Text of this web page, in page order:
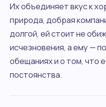
Их объединяет вкус к
природа, добрая
долгой, ей стоит не
исчезновения, а ему —
обещаниях и о том, что
постоянства.